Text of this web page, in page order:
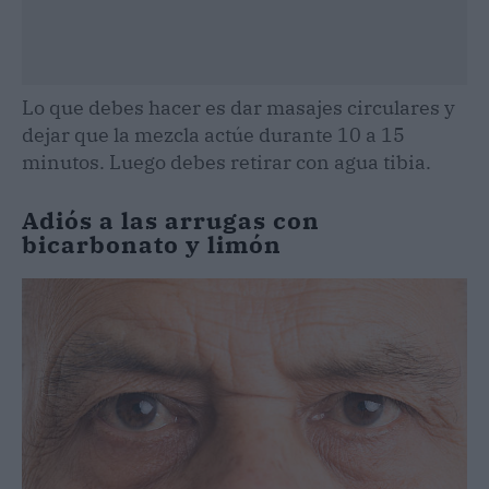
Lo que debes hacer es dar masajes circulares y
dejar que la mezcla actúe durante 10 a 15
minutos. Luego debes retirar con agua tibia.
Adiós a las arrugas con
bicarbonato y limón